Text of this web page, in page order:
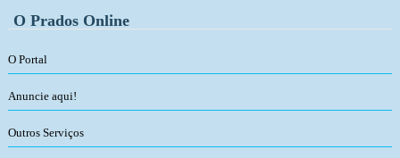
O Prados Online
O Portal
Anuncie aqui!
Outros Serviços